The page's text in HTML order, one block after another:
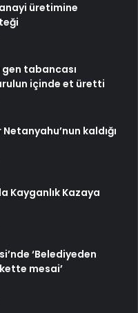
üretimine
gen tabancası
içinde et üretti
kaldığı
Kayganlık Kazaya
‘Belediyeden
mesai’